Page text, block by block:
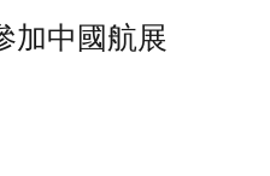
加中國航展